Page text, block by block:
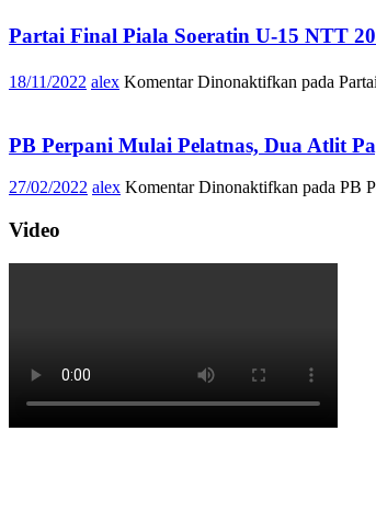
Partai Final Piala Soeratin U-15 NTT
18/11/2022 alex Komentar Dinonaktifkan pada
PB Perpani Mulai Pelatnas, Dua Atlit
27/02/2022 alex Komentar Dinonaktifkan pada PB
Video